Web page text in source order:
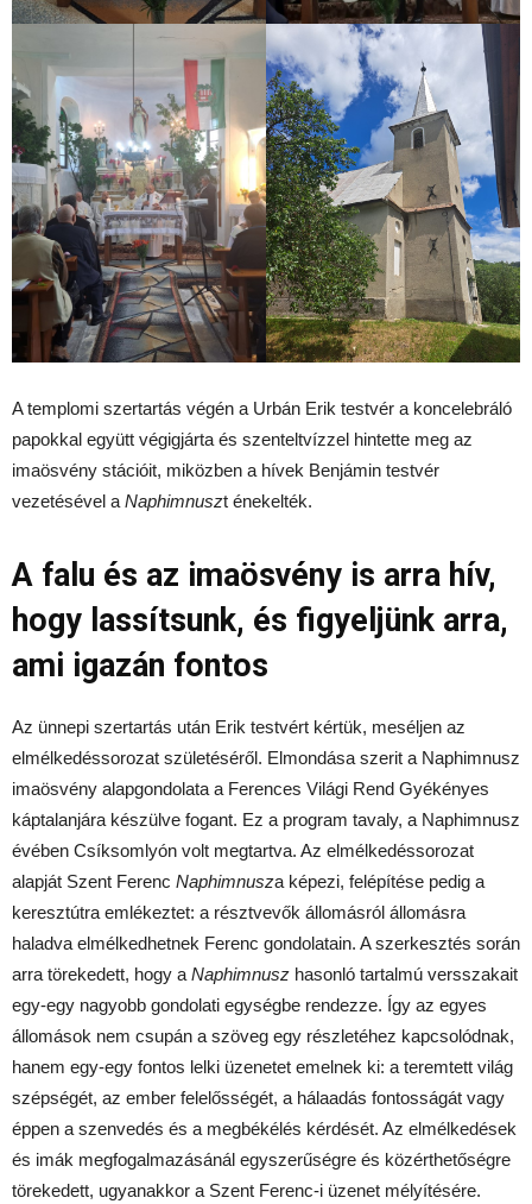
A templomi szertartás végén a Urbán Erik testvér a koncelebráló
papokkal együtt végigjárta és szenteltvízzel hintette meg az
imaösvény stációit, miközben a hívek Benjámin testvér
vezetésével a Naphimnuszt énekelték.
A falu és az imaösvény is arra hív,
hogy lassítsunk, és figyeljünk arra,
ami igazán fontos
Az ünnepi szertartás után Erik testvért kértük, meséljen az
elmélkedéssorozat születéséről. Elmondása szerit a Naphimnusz
imaösvény alapgondolata a Ferences Világi Rend Gyékényes
káptalanjára készülve fogant. Ez a program tavaly, a Naphimnusz
évében Csíksomlyón volt megtartva. Az elmélkedéssorozat
alapját Szent Ferenc Naphimnusza képezi, felépítése pedig a
keresztútra emlékeztet: a résztvevők állomásról állomásra
haladva elmélkedhetnek Ferenc gondolatain. A szerkesztés során
arra törekedett, hogy a Naphimnusz hasonló tartalmú versszakait
egy-egy nagyobb gondolati egységbe rendezze. Így az egyes
állomások nem csupán a szöveg egy részletéhez kapcsolódnak,
hanem egy-egy fontos lelki üzenetet emelnek ki: a teremtett világ
szépségét, az ember felelősségét, a hálaadás fontosságát vagy
éppen a szenvedés és a megbékélés kérdését. Az elmélkedések
és imák megfogalmazásánál egyszerűségre és közérthetőségre
törekedett, ugyanakkor a Szent Ferenc-i üzenet mélyítésére.